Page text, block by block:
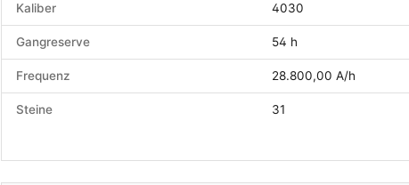
Kaliber 4030
Gangreserve 54 h
Frequenz 28.800,00 A/h
Steine 31